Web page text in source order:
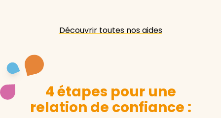
Découvrir toutes nos aides
4 étapes pour une
relation de confiance :